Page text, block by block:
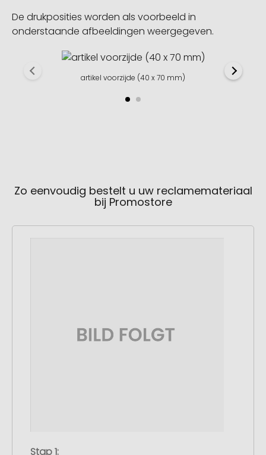
De drukposities worden als voorbeeld in
onderstaande afbeeldingen weergegeven.
artikel voorzijde (40 x 70 mm)
Zo eenvoudig bestelt u uw reclamemateriaal
bij Promostore
Stap 1: